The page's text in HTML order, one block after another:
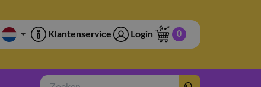
Klantenservice Login 0
Zoeken